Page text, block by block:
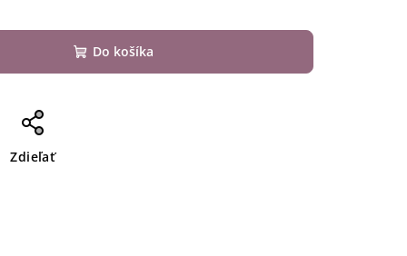
Do košíka
Zdieľať